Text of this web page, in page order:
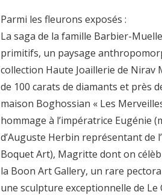
Parmi les fleurons exposés :
La saga de la famille Barbier-
primitifs, un paysage
collection Haute Joaillerie de
de 100 carats de diamants et près
maison Boghossian « Les
hommage à l’impératrice Eugénie
d’Auguste Herbin représentant de
Boquet Art), Magritte dont on
la Boon Art Gallery, un rare
une sculpture exceptionnelle de